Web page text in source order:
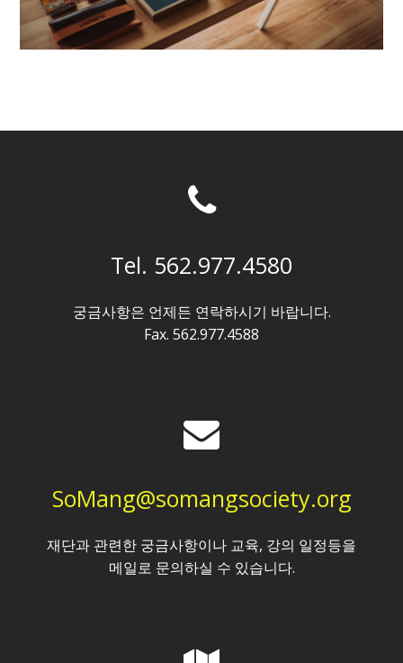
Tel. 562.977.4580
궁금사항은 언제든 연락하시기 바랍니다.
Fax. 562.977.4588
SoMang@somangsociety.org
재단과 관련한 궁금사항이나 교육, 강의 일정등을
메일로 문의하실 수 있습니다.